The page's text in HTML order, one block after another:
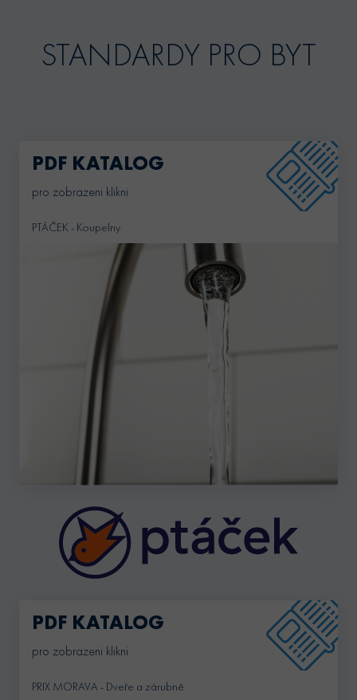
STANDARDY PRO BYT
PDF KATALOG
pro zobrazeni klikni
PTÁČEK - Koupelny
PDF KATALOG
pro zobrazeni klikni
PRIX MORAVA - Dveře a zárubně